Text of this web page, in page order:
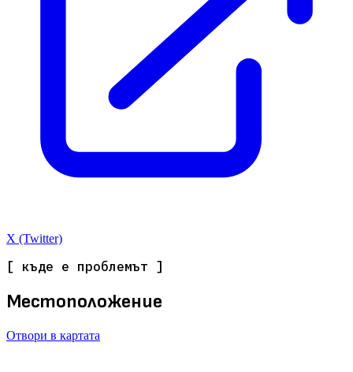
X (Twitter)
[ къде е проблемът ]
Местоположение
Отвори в картата